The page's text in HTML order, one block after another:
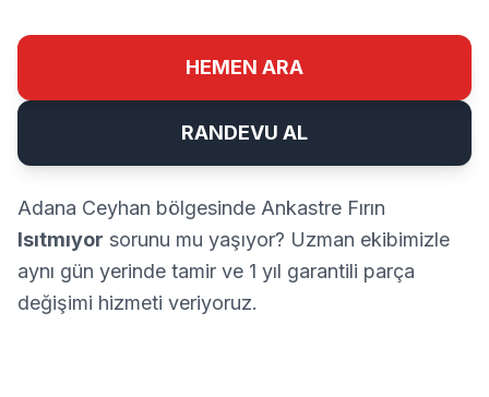
HEMEN ARA
RANDEVU AL
Adana Ceyhan bölgesinde Ankastre Fırın
Isıtmıyor sorunu mu yaşıyor? Uzman ekibimizle
aynı gün yerinde tamir ve 1 yıl garantili parça
değişimi hizmeti veriyoruz.